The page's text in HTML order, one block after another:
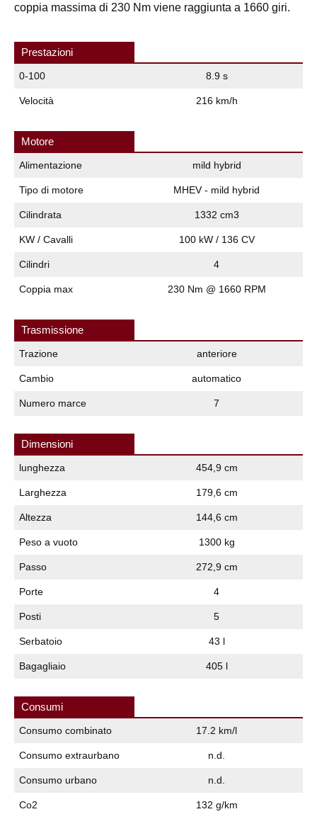
coppia massima di 230 Nm viene raggiunta a 1660 giri.
Prestazioni
0-100 8.9 s
Velocità 216 km/h
Motore
Alimentazione mild hybrid
Tipo di motore MHEV - mild hybrid
Cilindrata 1332 cm3
KW / Cavalli 100 kW / 136 CV
Cilindri 4
Coppia max 230 Nm @ 1660 RPM
Trasmissione
Trazione anteriore
Cambio automatico
Numero marce 7
Dimensioni
lunghezza 454,9 cm
Larghezza 179,6 cm
Altezza 144,6 cm
Peso a vuoto 1300 kg
Passo 272,9 cm
Porte 4
Posti 5
Serbatoio 43 l
Bagagliaio 405 l
Consumi
Consumo combinato 17.2 km/l
Consumo extraurbano n.d.
Consumo urbano n.d.
Co2 132 g/km